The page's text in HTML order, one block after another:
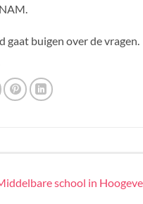
gaat buigen over de vragen.
school in